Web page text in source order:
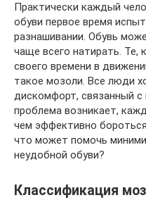
Практически каждый
обуви первое время
разнашивании. Обувь
чаще всего натирать. Те,
своего времени в
такое мозоли. Все люди
дискомфорт, связанный с
проблема возникает,
чем эффективно
что может помочь
неудобной обуви?
Классификация